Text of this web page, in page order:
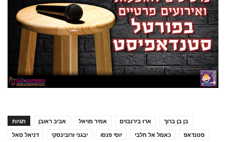
תגיות אביב ראובן אמיר מויאל ארז בירנבוים
בן בן ברוך
דניאל סאל
יבגני זרובינסקי יוסי פנסו כאמל אל חלבי
סטנדאפ